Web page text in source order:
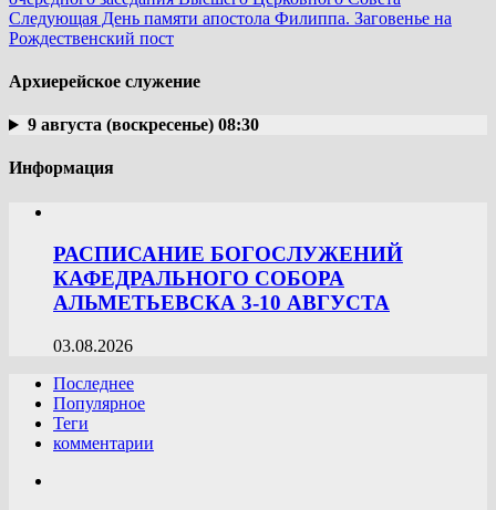
Следующая День памяти апостола Филиппа. Заговенье на
Рождественский пост
Архиерейское служение
9 августа (воскресенье) 08:30
Информация
РАСПИСАНИЕ БОГОСЛУЖЕНИЙ
КАФЕДРАЛЬНОГО СОБОРА
АЛЬМЕТЬЕВСКА 3-10 АВГУСТА
03.08.2026
Последнее
Популярное
Теги
комментарии